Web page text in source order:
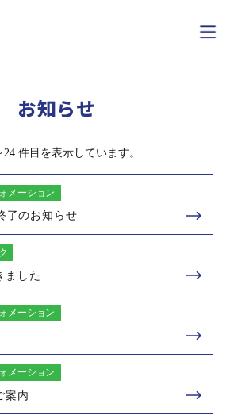
お知らせ
件目を表示しています。
メーション
了のお知らせ
ました
メーション
メーション
案内